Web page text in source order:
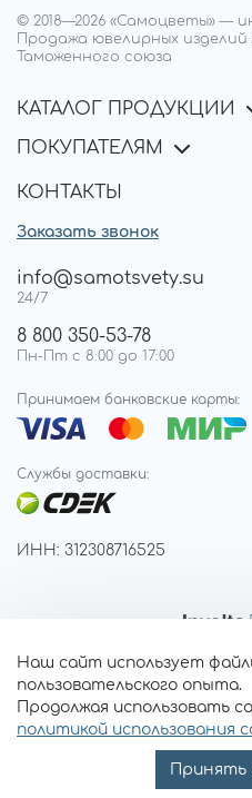
© 2018—2026 «Самоцветы» —
Продажа ювелирных
Таможенного союза
КАТАЛОГ ПРОДУКЦИИ
ПОКУПАТЕЛЯМ
КОНТАКТЫ
Заказать звонок
info@samotsvety.su
24/7
8 800 350-53-78
Пн-Пт с 8:00 до 17:00
Принимаем банковские карты:
Службы доставки:
ИНН: 312308716525
Наш сайт использует
пользовательского опыта.
Продолжая использовать
политикой использования
Принять